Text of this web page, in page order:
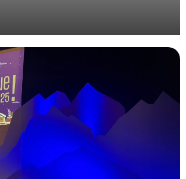
de l’évènement des étudiants de
l’EdILB à Montpellier